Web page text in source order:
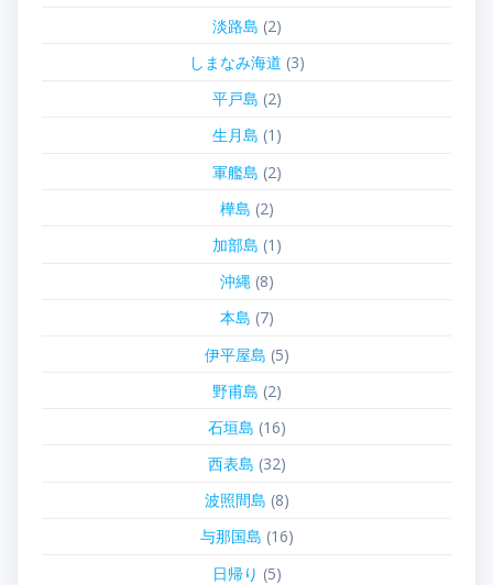
淡路島 (2)
しまなみ海道 (3)
平戸島 (2)
生月島 (1)
軍艦島 (2)
樺島 (2)
加部島 (1)
沖縄(8)
本島 (7)
伊平屋島 (5)
野甫島 (2)
石垣島 (16)
西表島 (32)
波照間島 (8)
与那国島 (16)
日帰り (5)